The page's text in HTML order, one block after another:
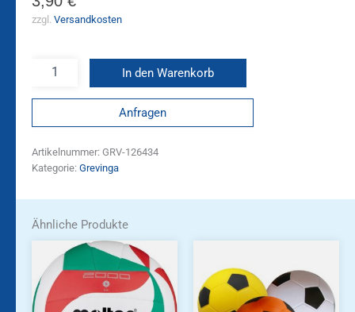
zzgl. Versandkosten
In den Warenkorb
Anfragen
Artikelnummer: GRV-126434
Kategorie: Grevinga
Ähnliche Produkte